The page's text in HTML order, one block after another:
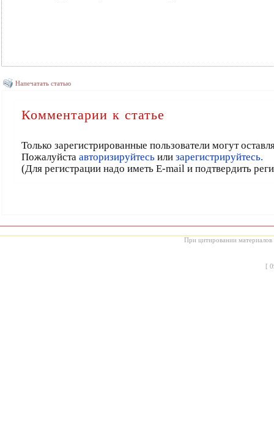
Напечатать статью
Комментарии к статье
Только зарегистрированные пользователи могут
Пожалуйста авторизируйтесьили зарегистрируйтесь.
(Для регистрации надо иметь E-mail и подтвердить
При цитировании материалов
[